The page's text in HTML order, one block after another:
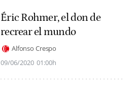
Éric Rohmer, el don de
recrear el mundo
Alfonso Crespo
09/06/2020 01:00h